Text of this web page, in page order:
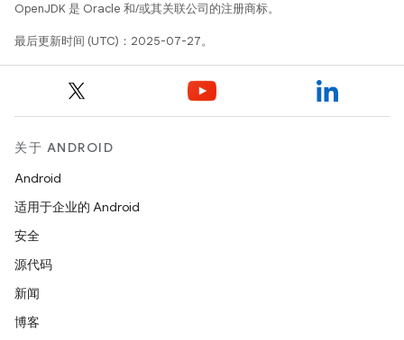
OpenJDK 是 Oracle 和/或其关联公司的注册商标。
最后更新时间 (UTC)：2025-07-27。
关于 ANDROID
Android
适用于企业的 Android
安全
源代码
新闻
博客